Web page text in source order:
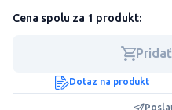
Cena spolu za 1 produkt:
Dotaz na produkt